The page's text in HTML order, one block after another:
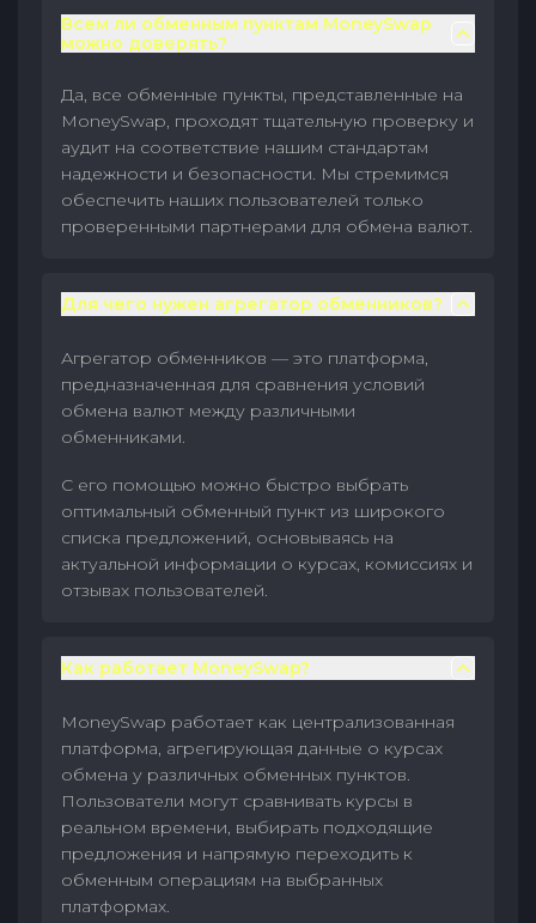
Всем ли обменным пунктам MoneySwap
можно доверять?
Да, все обменные пункты, представленные на
MoneySwap, проходят тщательную проверку и
аудит на соответствие нашим стандартам
надежности и безопасности. Мы стремимся
обеспечить наших пользователей только
проверенными партнерами для обмена валют.
Для чего нужен агрегатор обменников?
Агрегатор обменников — это платформа,
предназначенная для сравнения условий
обмена валют между различными
обменниками.
С его помощью можно быстро выбрать
оптимальный обменный пункт из широкого
списка предложений, основываясь на
актуальной информации о курсах, комиссиях и
отзывах пользователей.
Как работает MoneySwap?
MoneySwap работает как централизованная
платформа, агрегирующая данные о курсах
обмена у различных обменных пунктов.
Пользователи могут сравнивать курсы в
реальном времени, выбирать подходящие
предложения и напрямую переходить к
обменным операциям на выбранных
платформах.